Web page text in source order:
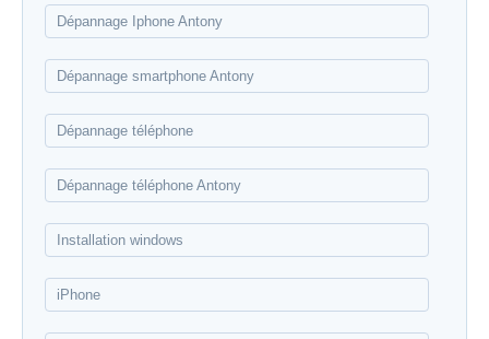
Dépannage Iphone Antony
Dépannage smartphone Antony
Dépannage téléphone
Dépannage téléphone Antony
Installation windows
iPhone